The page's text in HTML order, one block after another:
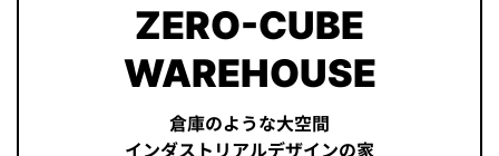
ZERO-CUBE
WAREHOUSE
倉庫のような大空間
インダストリアルデザインの家